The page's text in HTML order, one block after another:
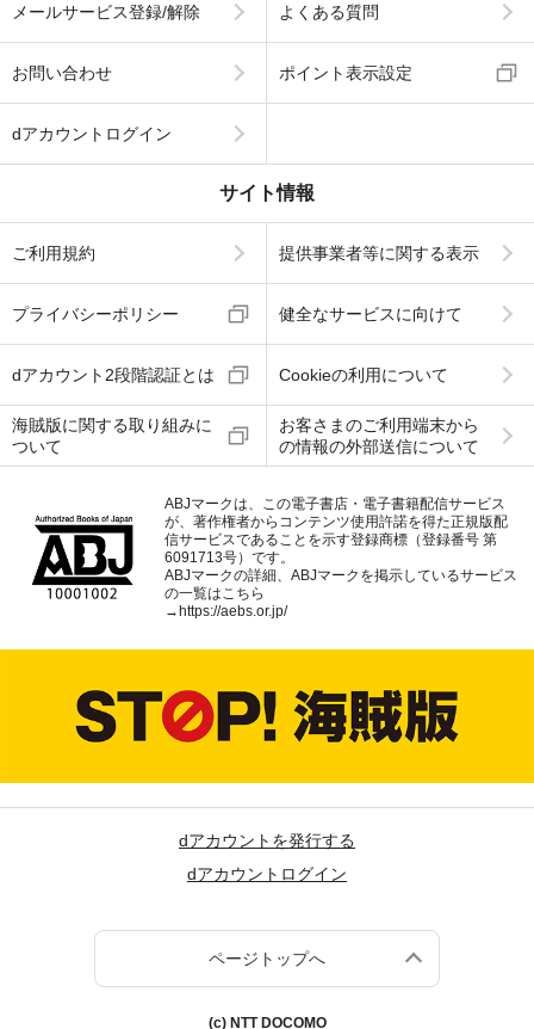
メールサービス登録/解除 よくある質問
お問い合わせ ポイント表示設定
dアカウントログイン
サイト情報
ご利用規約 提供事業者等に関する表示
プライバシーポリシー 健全なサービスに向けて
dアカウント2段階認証とは Cookieの利用について
海賊版に関する取り組みに
ついて
お客さまのご利用端末から
の情報の外部送信について
ABJマークは、この電子書店・電子書籍配信サービス
が、著作権者からコンテンツ使用許諾を得た正規版配
信サービスであることを示す登録商標（登録番号 第
6091713号）です。
ABJマークの詳細、ABJマークを掲示しているサービス
の一覧はこちら
→https://aebs.or.jp/
dアカウントを発行する
dアカウントログイン
ページトップへ
(c) NTT DOCOMO